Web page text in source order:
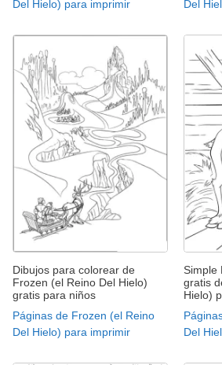
Del Hielo) para imprimir Del
Dibujos para colorear de
Frozen (el Reino Del Hielo)
gratis para niños
Páginas de Frozen (el Reino
Del Hielo) para imprimir
Simple
gratis
Hielo)
Del